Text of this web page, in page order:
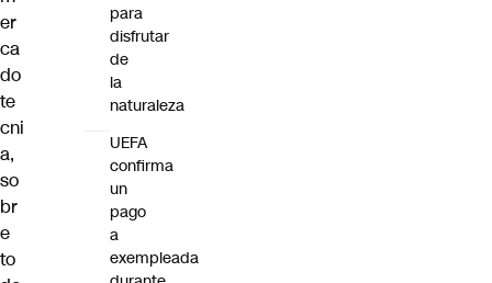
er
ca
do
te
cni
a,
so
br
e
to
para
disfrutar
de
la
naturaleza
UEFA
confirma
un
pago
a
exempleada